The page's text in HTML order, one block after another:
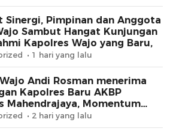
Sinergi, Pimpinan dan Anggota
Sambut Hangat Kunjungan
Kapolres Wajo yang Baru,
1 hari yang lalu
Andi Rosman menerima
Kapolres Baru AKBP
Mahendrajaya, Momentum
Sinergi
2 hari yang lalu